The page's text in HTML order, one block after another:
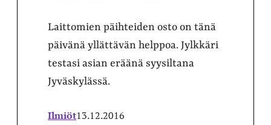
Laittomien päihteiden osto on tänä
päivänä yllättävän helppoa. Jylkkäri
testasi asian eräänä syysiltana
Jyväskylässä.
Ilmiöt13.12.2016